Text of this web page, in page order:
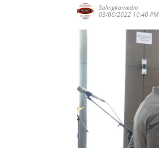
Salingkamedia
03/06/2022 10:40 PM